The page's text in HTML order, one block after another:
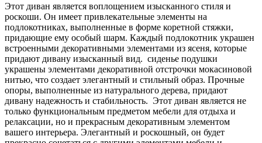
Этот диван является воплощением изысканного стиля и
роскоши. Он имеет привлекательные элементы на
подлокотниках, выполненные в форме коретной стяжки,
придающие ему особый шарм. Каждый подлокотник украшен
встроенными декоративными элементами из ясеня, которые
придают дивану изысканный вид. сиденье подушки
украшены элементами декоративной отстрочки мокасиновой
нитью, что создает элегантный и стильный образ. Прочные
опоры, выполненные из натурального дерева, придают
дивану надежность и стабильность. Этот диван является не
только функциональным предметом мебели для отдыха и
релаксации, но и прекрасным декоративным элементом
вашего интерьера. Элегантный и роскошный, он будет